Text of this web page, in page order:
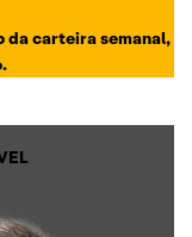
da carteira semanal,